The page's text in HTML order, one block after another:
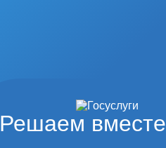
Решаем вместе